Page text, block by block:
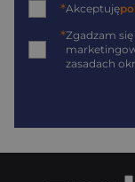
*Akceptuję
*Zgadzam
zasadach